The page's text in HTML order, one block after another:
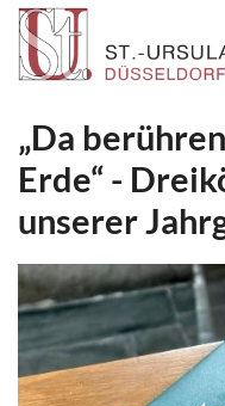
Zum Inhalt springen
„Da
Erde“ -
unserer